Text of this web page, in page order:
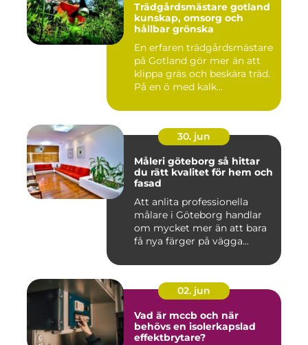
Trädgårdsmästare gotland
kunskap, omsorg och
hållbar grönska
En erfaren trädgårdsmästare
på Gotland gör mer än att
klippa gräs och beskära träd.
På en ö med kalk...
30. jun
Måleri göteborg så hittar
du rätt kvalitet för hem och
fasad
Att anlita professionella
målare i Göteborg handlar
om mycket mer än att bara
få nya färger på vägga...
02. jun
Vad är mccb och när
behövs en isolerkapslad
effektbrytare?